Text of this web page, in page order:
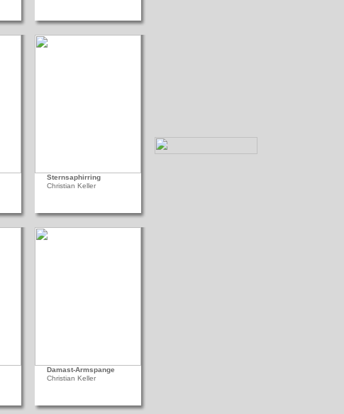
Sternsaphirring
Christian Keller
Damast-Armspange
Christian Keller